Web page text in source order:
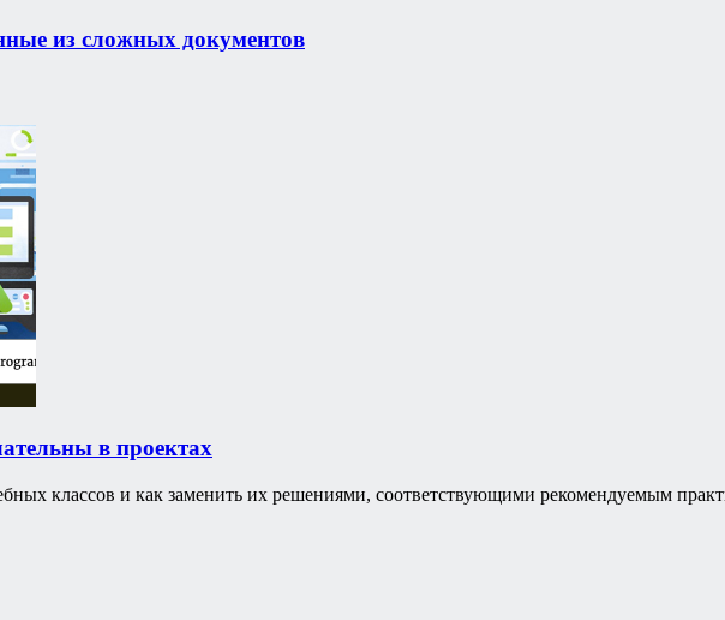
из сложных документов
в проектах
классов и как заменить их решениями, соответствующими рекомендуемым